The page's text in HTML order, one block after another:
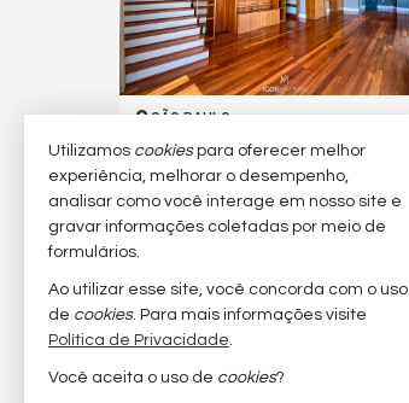
SÃO PAULO -
Cobertura Duplex
4 315,
R$ 3.599.000,
11imóveis encontrados
Utilizamos cookiespara oferecer melhor
experiência, melhorar o desempenho,
analisar como você interage em nosso site e
gravar informações coletadas por meio de
formulários.
Ao utilizar esse site, você concorda com o uso
de cookies. Para mais informações visite
Política de Privacidade.
Você aceita o uso de cookies?